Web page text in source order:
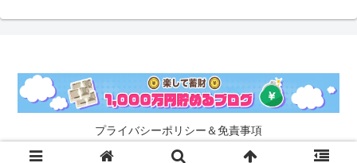
プライバシーポリシー＆免責事項
© 2022 1,000万円貯めるブログ.